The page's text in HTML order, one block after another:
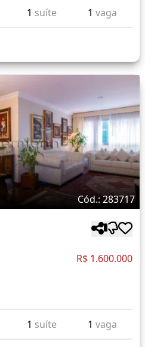
1 suíte 1 vaga
Cód.: 283717
R$ 1.600.000
1 suíte 1 vaga